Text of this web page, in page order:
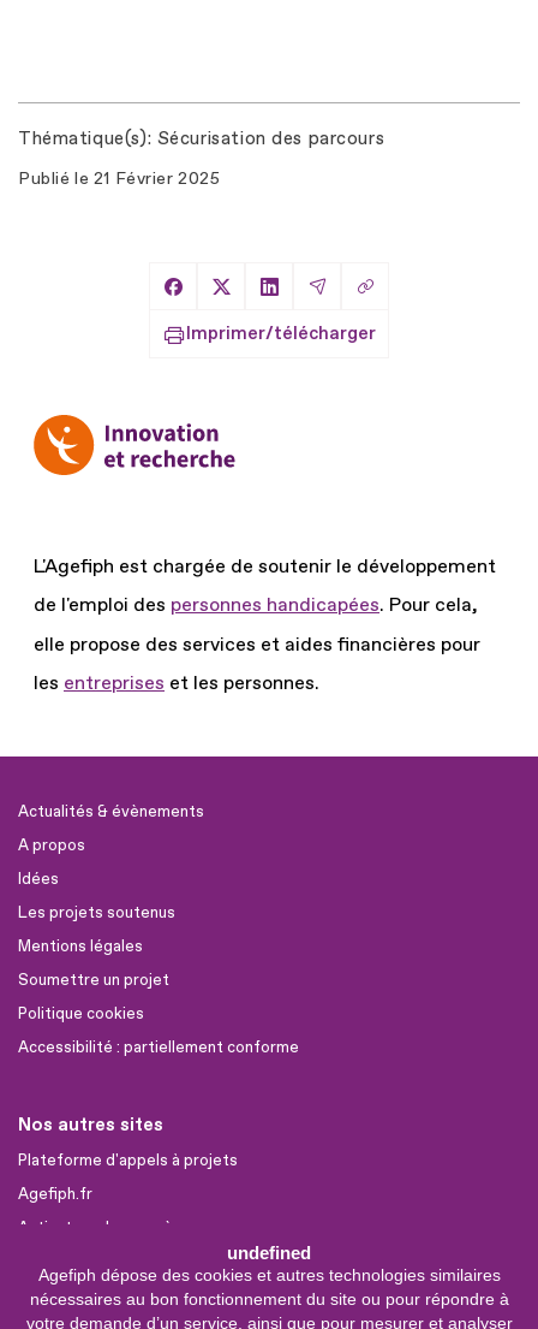
undefined
Agefiph dépose des cookies et autres technologies similaires
nécessaires au bon fonctionnement du site ou pour répondre à
votre demande d’un service, ainsi que pour mesurer et analyser
Thématique(s) Sécurisation des parcours
Publié le 21 Février 2025
Partager sur Facebook
Partager sur X
Partager sur LinkedIn
Partager par Email
Copier le lien
Imprimer/télécharger
L'Agefiph est chargée de soutenir le développement
de l'emploi des personnes handicapées. Pour cela,
elle propose des services et aides financières pour
les entreprises et les personnes.
Actualités & évènements
A propos
Idées
Les projets soutenus
Mentions légales
Soumettre un projet
Politique cookies
Accessibilité : partiellement conforme
Nos autres sites
Plateforme d'appels à projets
Agefiph.fr
Activateur de progrès
Sites partenaires
FIRAH